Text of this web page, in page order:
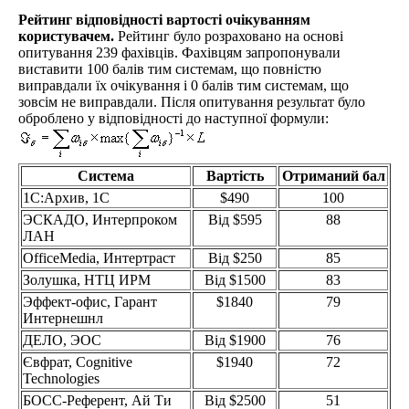
Рейтинг відповідності вартості очікуванням
користувачем. Рейтинг було розраховано на основі
опитування 239 фахівців. Фахівцям запропонували
виставити 100 балів тим системам, що повністю
виправдали їх очікування і 0 балів тим системам, що
зовсім не виправдали. Після опитування результат було
оброблено у відповідності до наступної формули:
Система Вартість
Отриманий бал
1C:Архив, 1С
$490
100
ЭСКАДО, Интерпроком
ЛАН
Від $595 88
OfficeMedia, Интертраст Від $250
85
Золушка, НТЦ ИРМ
Від $1500
83
Эффект-офис, Гарант
Интернешнл
$1840 79
ДЕЛО, ЭОС Від $1900
76
Євфрат, Cognitive
Technologies
$1940 72
БОСС-Референт, Ай Ти Від $2500
51